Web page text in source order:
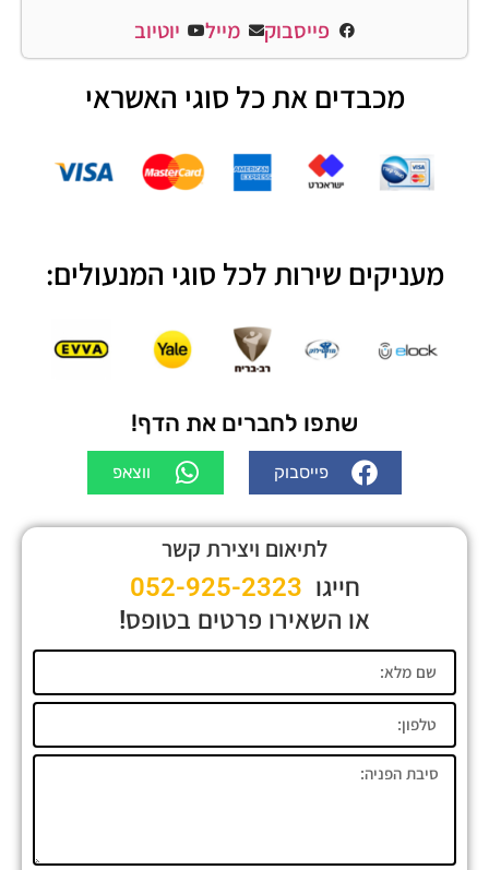
פייסבוק מייל יוטיוב
מכבדים את כל סוגי האשראי
מעניקים שירות לכל סוגי המנעולים:
שתפו לחברים את הדף!
פייסבוק ווצאפ
לתיאום ויצירת קשר
חייגו 052-925-2323
או השאירו פרטים בטופס!